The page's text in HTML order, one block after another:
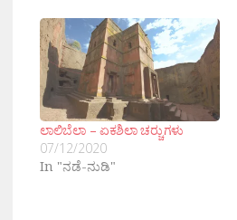
ಲಾಲಿಬೆಲಾ – ಏಕಶಿಲಾ ಚರ‍್ಚುಗಳು
07/12/2020
In "ನಡೆ-ನುಡಿ"